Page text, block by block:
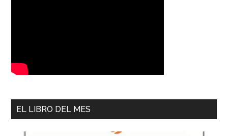
EL LIBRO DEL MES